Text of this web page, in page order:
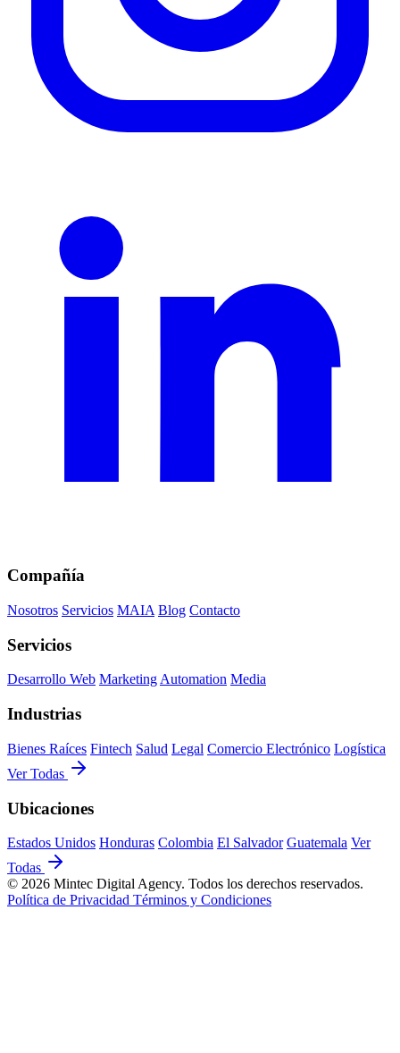
Compañía
Nosotros Servicios MAIA Blog Contacto
Servicios
Desarrollo Web Marketing Automation Media
Industrias
Bienes Raíces Fintech Salud Legal Comercio Electrónico Logística
Ver Todas
Ubicaciones
Estados Unidos Honduras Colombia El Salvador Guatemala Ver
Todas
© 2026 Mintec Digital Agency. Todos los derechos reservados.
Política de Privacidad Términos y Condiciones